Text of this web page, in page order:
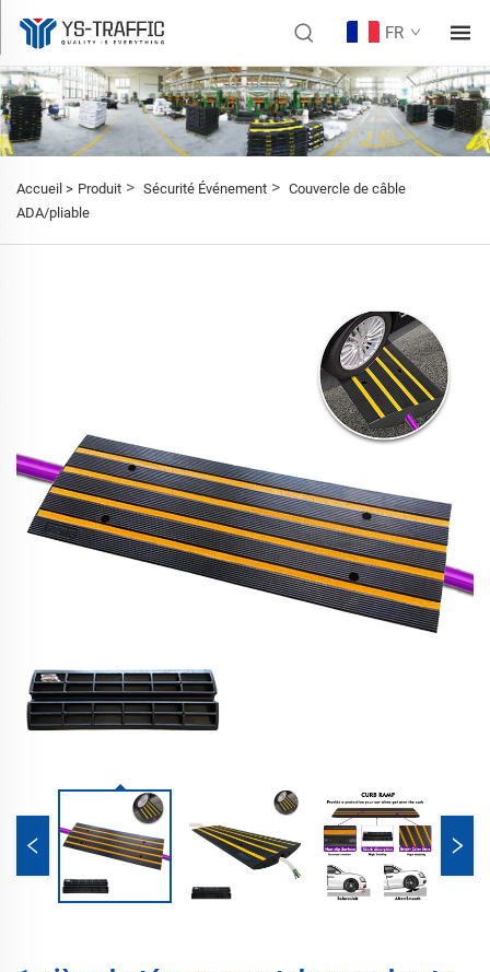
FR
Accueil > Produit > Sécurité Événement > Couvercle de câble
ADA/pliable